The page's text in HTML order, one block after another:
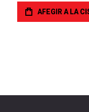
AFEGIR A LA